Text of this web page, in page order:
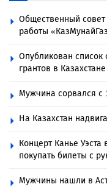
Общественный совет
работы
Опубликован список
грантов в Казахстане
Мужчина сорвался с
На Казахстан
Концерт Канье Уэста
покупать билеты с
Мужчины нашли в